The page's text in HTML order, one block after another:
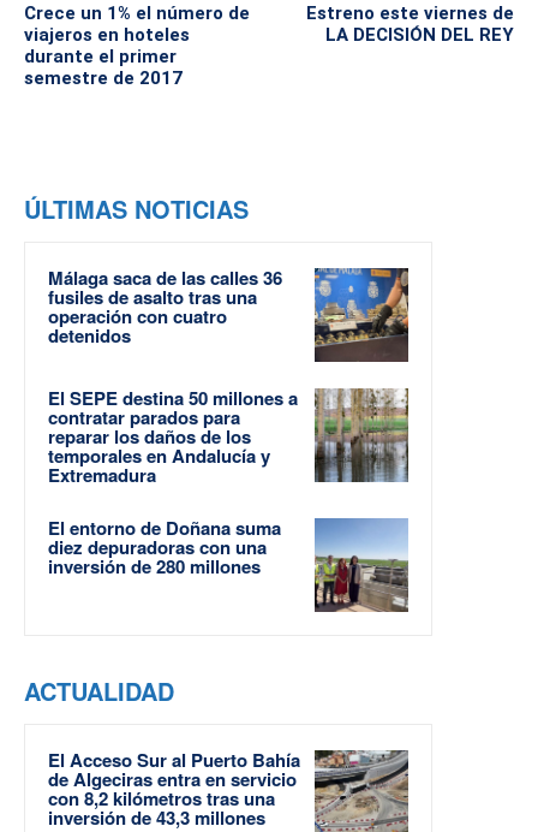
Crece un 1% el número de
viajeros en hoteles
durante el primer
semestre de 2017
Estreno este viernes de
LA DECISIÓN DEL REY
ÚLTIMAS NOTICIAS
Málaga saca de las calles 36
fusiles de asalto tras una
operación con cuatro
detenidos
El SEPE destina 50 millones a
contratar parados para
reparar los daños de los
temporales en Andalucía y
Extremadura
El entorno de Doñana suma
diez depuradoras con una
inversión de 280 millones
ACTUALIDAD
El Acceso Sur al Puerto Bahía
de Algeciras entra en servicio
con 8,2 kilómetros tras una
inversión de 43,3 millones